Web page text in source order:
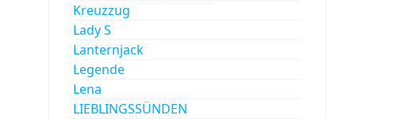
Kreuzzug
Lady S
Lanternjack
Legende
Lena
LIEBLINGSSÜNDEN